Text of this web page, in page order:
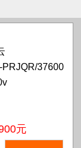
PRJQR/37600
元